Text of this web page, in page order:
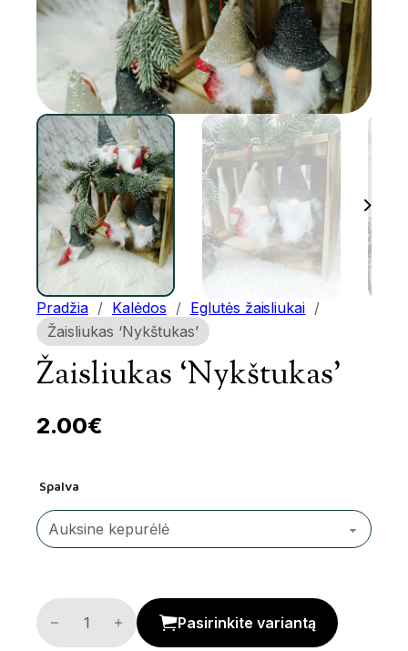
Pradžia / Kalėdos / Eglutės žaisliukai /
Žaisliukas ‘Nykštukas’
Žaisliukas ‘Nykštukas’
2.00€
Spalva
Žaisliukas 'Nykštukas' kiekis
Pasirinkite variantą